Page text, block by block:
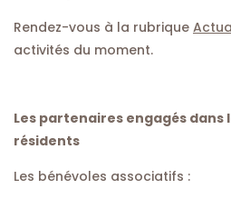
Rendez-vous à la rubrique
activités du moment.
Les partenaires engagés dans
résidents
Les bénévoles associatifs :